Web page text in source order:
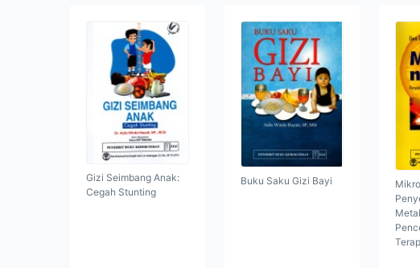
Gizi Seimbang Anak:
Cegah Stunting
Buku Saku Gizi Bayi